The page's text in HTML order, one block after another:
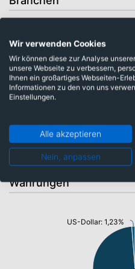
Industrie: 16,73%
Konsumgüter: 13,94%
Versorger: 6,67%
Gesundheitswesen: 6,04%
Rohstoffe: 4,09%
Energie: 3,63%
Währungen
US-Dollar: 1,23%
Wir verwenden Cookies
Wir können diese zur Analyse
unsere Webseite zu verbessern,
Ihnen ein großartiges Webseiten-
Informationen zu den von uns
Einstellungen.
Alle akzeptieren
Nein, anpassen